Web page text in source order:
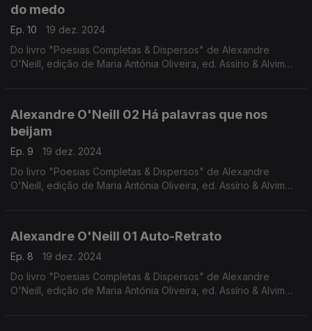
do medo
Ep. 10
19 dez. 2024
Do livro "Poesias Completas & Dispersos" de Alexandre
O'Neill, edição de Maria Antónia Oliveira, ed. Assírio & Alvim
Alexandre O'Neill 02 Há palavras que nos
beijam
Ep. 9
19 dez. 2024
Do livro "Poesias Completas & Dispersos" de Alexandre
O'Neill, edição de Maria Antónia Oliveira, ed. Assírio & Alvim
Alexandre O'Neill 01 Auto-Retrato
Ep. 8
19 dez. 2024
Do livro "Poesias Completas & Dispersos" de Alexandre
O'Neill, edição de Maria Antónia Oliveira, ed. Assírio & Alvim